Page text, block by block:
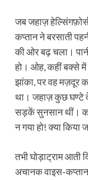
जब जहाज़
कप्तान ने बरसाती
की ओर बढ़ चला।
हो। ओह, कहीं बक्से में
झांका, पर वह मज़दूर
था। जहाज़ कुछ घण्टे
सड़कें सुनसान थीं।
न गया हो! क्या किया
तभी घोड़ाट्राम आती
अचानक वाइस-